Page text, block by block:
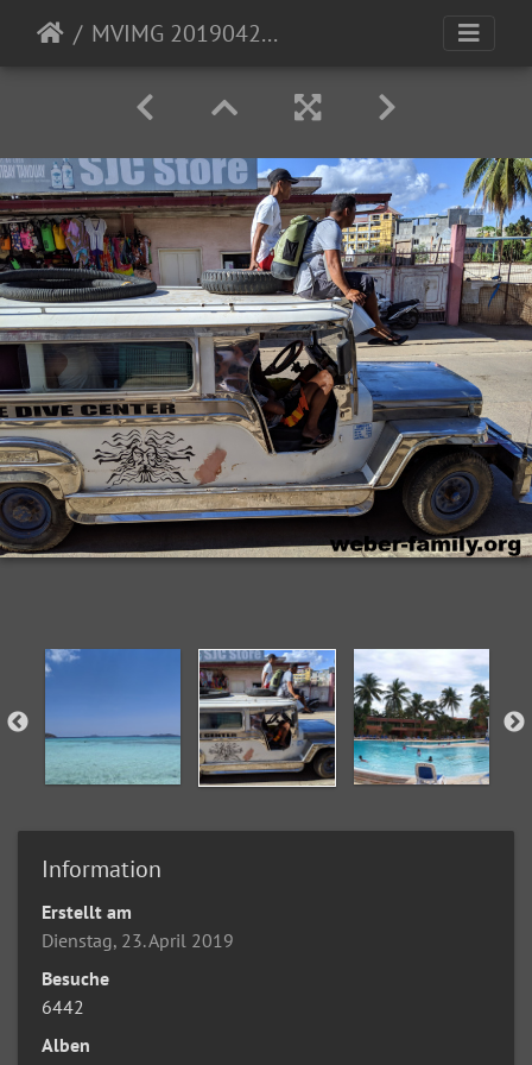
MVIMG 20190423 081754
Information
Erstellt am
Dienstag, 23. April 2019
Besuche
6442
Alben